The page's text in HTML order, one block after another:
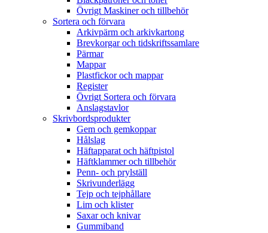
Övrigt Maskiner och tillbehör
Sortera och förvara
Arkivpärm och arkivkartong
Brevkorgar och tidskriftssamlare
Pärmar
Mappar
Plastfickor och mappar
Register
Övrigt Sortera och förvara
Anslagstavlor
Skrivbordsprodukter
Gem och gemkoppar
Hålslag
Häftapparat och häftpistol
Häftklammer och tillbehör
Penn- och prylställ
Skrivunderlägg
Tejp och tejphållare
Lim och klister
Saxar och knivar
Gummiband